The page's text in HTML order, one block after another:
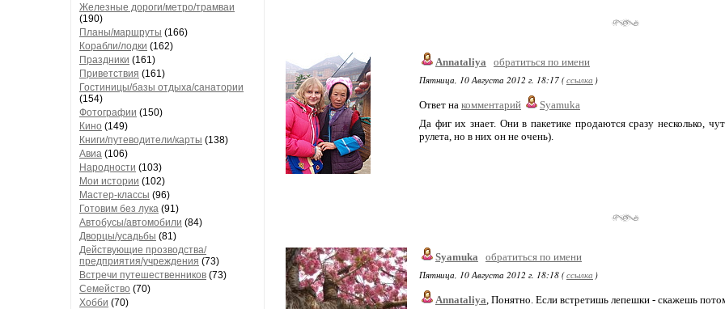
Железные дороги/метро/трамваи
(190)
Планы/маршруты (166)
Корабли/лодки (162)
Праздники (161)
Приветствия (161)
Гостиницы/базы отдыха/санатории
(154)
Фотографии (150)
Кино (149)
Книги/путеводители/карты (138)
Авиа (106)
Народности (103)
Мои истории (102)
Мастер-классы (96)
Готовим без лука (91)
Автобусы/автомобили (84)
Дворцы/усадьбы (81)
Действующие прозводства/
предприятия/учреждения (73)
Встречи путешественников (73)
Семейство (70)
Хобби (70)
Annataliya
обратиться по имени
Пятница, 10 Августа 2012 г. 18:17 (ссылка )
Ответ на комментарий
Syamuka
Да фиг их знает. Они в пакетике продаются сразу несколько,
рулета, но в них он не очень).
Syamuka
обратиться по имени
Пятница, 10 Августа 2012 г. 18:18 (ссылка )
Annataliya, Понятно. Если встретишь лепешки - скажешь